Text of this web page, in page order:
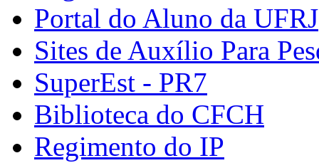
Portal do Aluno da UFRJ
Sites de Auxílio Para
SuperEst - PR7
Biblioteca do CFCH
Regimento do IP